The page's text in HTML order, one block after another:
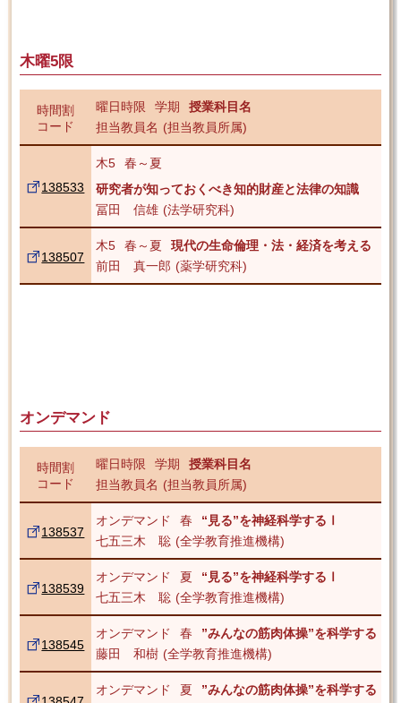
木曜5限
時間割
コード
曜日時限 学期
授業科目名
担当教員名
担当教員所属
138533
木5
春～夏
研究者が知っておくべき知的財産と法律の知識
冨田 信雄
法学研究科
138507
木5 春～夏
現代の生命倫理・法・経済を考える
前田 真一郎
薬学研究科
オンデマンド
時間割
コード
曜日時限 学期
授業科目名
担当教員名
担当教員所属
138537
オンデマンド 春
“見る”を神経科学するⅠ
七五三木 聡
全学教育推進機構
138539
オンデマンド 夏
“見る”を神経科学するⅠ
七五三木 聡
全学教育推進機構
138545
オンデマンド 春
”みんなの筋肉体操”を科学する
藤田 和樹
全学教育推進機構
オンデマンド 夏
”みんなの筋肉体操”を科学する